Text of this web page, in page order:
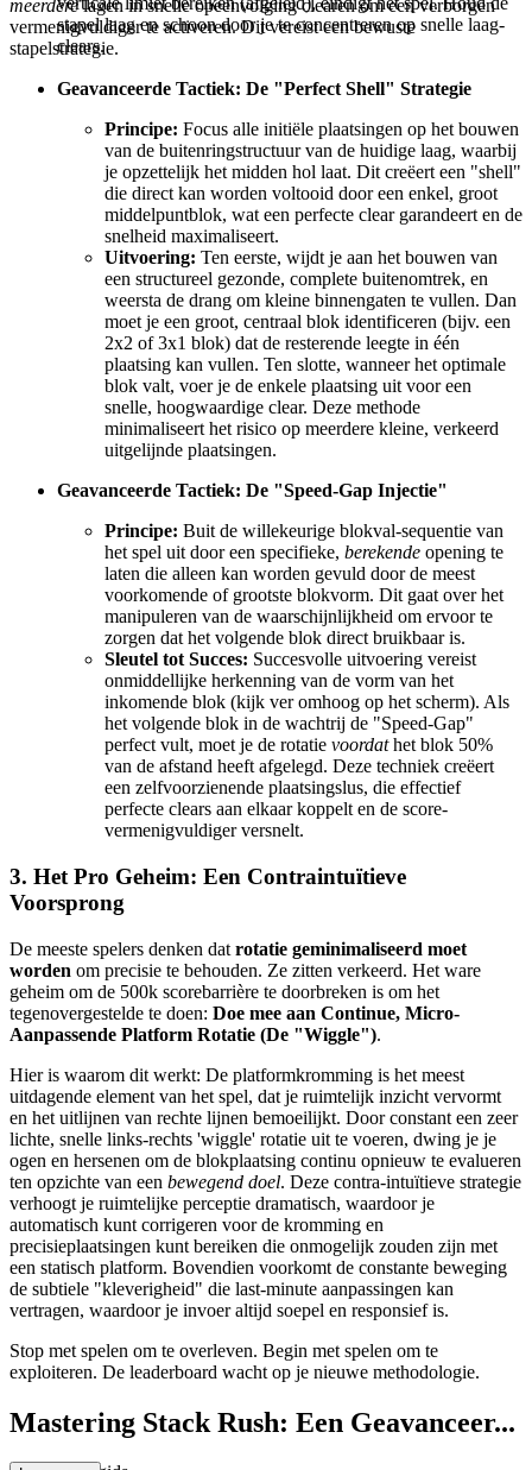
stapel laag en schoon door je te concentreren op snelle laag-
clears.
meerderelagen in snelle opeenvolging clearen om een verborgen
vermenigvuldiger te activeren. Dit vereist een bewuste
stapelstrategie.
Geavanceerde Tactiek: De "Perfect Shell" Strategie
Principe: Focus alle initiële plaatsingen op het bouwen
van de buitenringstructuur van de huidige laag, waarbij
je opzettelijk het midden hol laat. Dit creëert een "shell"
die direct kan worden voltooid door een enkel, groot
middelpuntblok, wat een perfecte clear garandeert en de
snelheid maximaliseert.
Uitvoering: Ten eerste, wijdt je aan het bouwen van
een structureel gezonde, complete buitenomtrek, en
weersta de drang om kleine binnengaten te vullen. Dan
moet je een groot, centraal blok identificeren (bijv. een
2x2 of 3x1 blok) dat de resterende leegte in één
plaatsing kan vullen. Ten slotte, wanneer het optimale
blok valt, voer je de enkele plaatsing uit voor een
snelle, hoogwaardige clear. Deze methode
minimaliseert het risico op meerdere kleine, verkeerd
uitgelijnde plaatsingen.
Geavanceerde Tactiek: De "Speed-Gap Injectie"
Principe: Buit de willekeurige blokval-sequentie van
het spel uit door een specifieke, berekende opening te
laten die alleen kan worden gevuld door de meest
voorkomende of grootste blokvorm. Dit gaat over het
manipuleren van de waarschijnlijkheid om ervoor te
zorgen dat het volgende blok direct bruikbaar is.
Sleutel tot Succes: Succesvolle uitvoering vereist
onmiddellijke herkenning van de vorm van het
inkomende blok (kijk ver omhoog op het scherm). Als
het volgende blok in de wachtrij de "Speed-Gap"
perfect vult, moet je de rotatie voordathet blok 50%
van de afstand heeft afgelegd. Deze techniek creëert
een zelfvoorzienende plaatsingslus, die effectief
perfecte clears aan elkaar koppelt en de score-
vermenigvuldiger versnelt.
3. Het Pro Geheim: Een Contraintuïtieve
Voorsprong
De meeste spelers denken dat rotatie geminimaliseerd moet
worden om precisie te behouden. Ze zitten verkeerd. Het ware
geheim om de 500k scorebarrière te doorbreken is om het
tegenovergestelde te doen: Doe mee aan Continue, Micro-
Aanpassende Platform Rotatie (De "Wiggle").
Hier is waarom dit werkt: De platformkromming is het meest
uitdagende element van het spel, dat je ruimtelijk inzicht vervormt
en het uitlijnen van rechte lijnen bemoeilijkt. Door constant een zeer
lichte, snelle links-rechts 'wiggle' rotatie uit te voeren, dwing je je
ogen en hersenen om de blokplaatsing continu opnieuw te evalueren
ten opzichte van een bewegend doel. Deze contra-intuïtieve strategie
verhoogt je ruimtelijke perceptie dramatisch, waardoor je
automatisch kunt corrigeren voor de kromming en
precisieplaatsingen kunt bereiken die onmogelijk zouden zijn met
een statisch platform. Bovendien voorkomt de constante beweging
de subtiele "kleverigheid" die last-minute aanpassingen kan
vertragen, waardoor je invoer altijd soepel en responsief is.
Stop met spelen om te overleven. Begin met spelen om te
exploiteren. De leaderboard wacht op je nieuwe methodologie.
Mastering Stack Rush: Een Geavanceer...